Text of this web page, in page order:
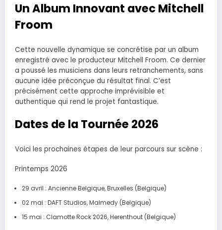
Un Album Innovant avec Mitchell
Froom
Cette nouvelle dynamique se concrétise par un album
enregistré avec le producteur Mitchell Froom. Ce dernier
a poussé les musiciens dans leurs retranchements, sans
aucune idée préconçue du résultat final. C’est
précisément cette approche imprévisible et
authentique qui rend le projet fantastique.
Dates de la Tournée 2026
Voici les prochaines étapes de leur parcours sur scène :
Printemps 2026
29 avril : Ancienne Belgique, Bruxelles (Belgique)
02 mai : DAFT Studios, Malmedy (Belgique)
15 mai : Clamotte Rock 2026, Herenthout (Belgique)